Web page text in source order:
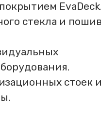
стекла и
стоек